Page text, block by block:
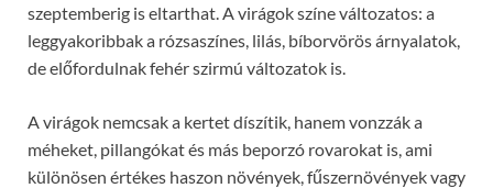
szeptemberig is eltarthat. A virágok színe változatos: a
leggyakoribbak a rózsaszínes, lilás, bíborvörös árnyalatok,
de előfordulnak fehér szirmú változatok is.
A virágok nemcsak a kertet díszítik, hanem vonzzák a
méheket, pillangókat és más beporzó rovarokat is, ami
különösen értékes haszon növények, fűszernövények vagy